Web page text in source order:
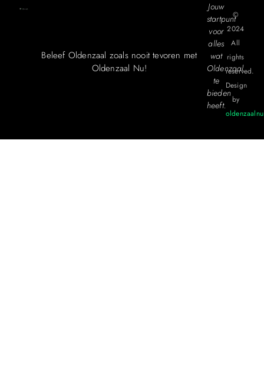
Beleef Oldenzaal zoals nooit tevoren met
Oldenzaal Nu!
Jouw
startpunt
voor
alles
wat
Oldenzaal
te
bieden
heeft.
©
2024
All
rights
reserved.
Design
by